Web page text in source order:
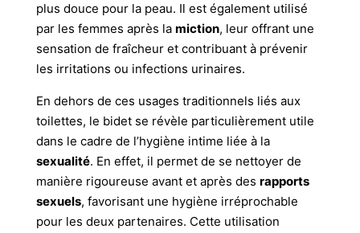
plus douce pour la peau. Il est également utilisé
par les femmes après la miction, leur offrant une
sensation de fraîcheur et contribuant à prévenir
les irritations ou infections urinaires.
En dehors de ces usages traditionnels liés aux
toilettes, le bidet se révèle particulièrement utile
dans le cadre de l’hygiène intime liée à la
sexualité. En effet, il permet de se nettoyer de
manière rigoureuse avant et après des rapports
sexuels, favorisant une hygiène irréprochable
pour les deux partenaires. Cette utilisation